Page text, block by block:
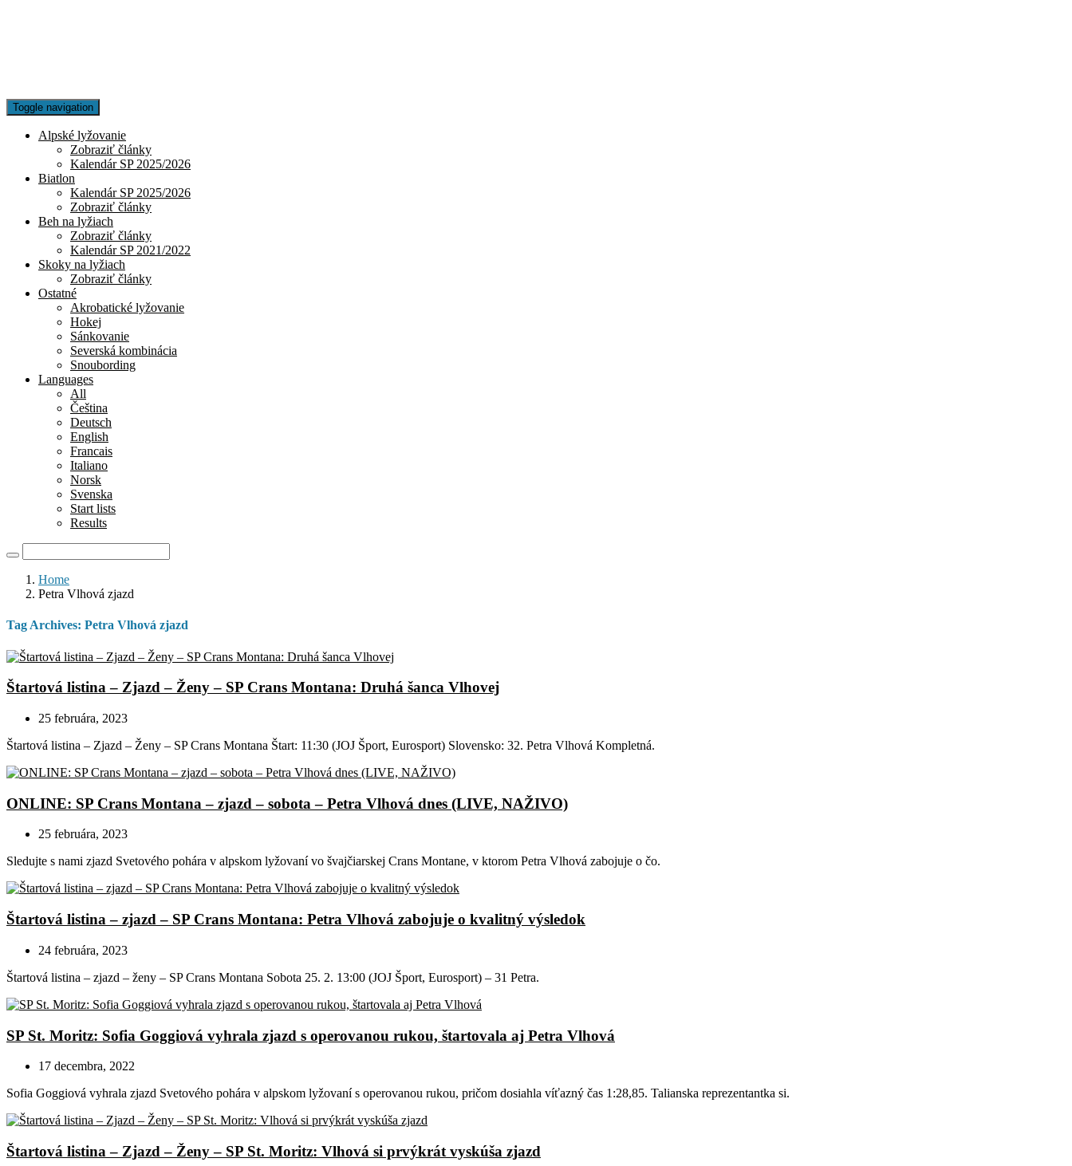
Toggle navigation
Alpské lyžovanie
Zobraziť články
Kalendár SP 2025/2026
Biatlon
Kalendár SP 2025/2026
Zobraziť články
Beh na lyžiach
Zobraziť články
Kalendár SP 2021/2022
Skoky na lyžiach
Zobraziť články
Ostatné
Akrobatické lyžovanie
Hokej
Sánkovanie
Severská kombinácia
Snoubording
Languages
All
Čeština
Deutsch
English
Francais
Italiano
Norsk
Svenska
Start lists
Results
Home
Petra Vlhová zjazd
Tag Archives: Petra Vlhová zjazd
Štartová listina – Zjazd – Ženy – SP Crans Montana: Druhá šanca Vlhovej
25 februára, 2023
Štartová listina – Zjazd – Ženy – SP Crans Montana Štart: 11:30 (JOJ Šport, Eurosport) Slovensko: 32. Petra Vlhová Kompletná.
ONLINE: SP Crans Montana – zjazd – sobota – Petra Vlhová dnes (LIVE, NAŽIVO)
25 februára, 2023
Sledujte s nami zjazd Svetového pohára v alpskom lyžovaní vo švajčiarskej Crans Montane, v ktorom Petra Vlhová zabojuje o čo.
Štartová listina – zjazd – SP Crans Montana: Petra Vlhová zabojuje o kvalitný výsledok
24 februára, 2023
Štartová listina – zjazd – ženy – SP Crans Montana Sobota 25. 2. 13:00 (JOJ Šport, Eurosport) – 31 Petra.
SP St. Moritz: Sofia Goggiová vyhrala zjazd s operovanou rukou, štartovala aj Petra Vlhová
17 decembra, 2022
Sofia Goggiová vyhrala zjazd Svetového pohára v alpskom lyžovaní s operovanou rukou, pričom dosiahla víťazný čas 1:28,85. Talianska reprezentantka si.
Štartová listina – Zjazd – Ženy – SP St. Moritz: Vlhová si prvýkrát vyskúša zjazd